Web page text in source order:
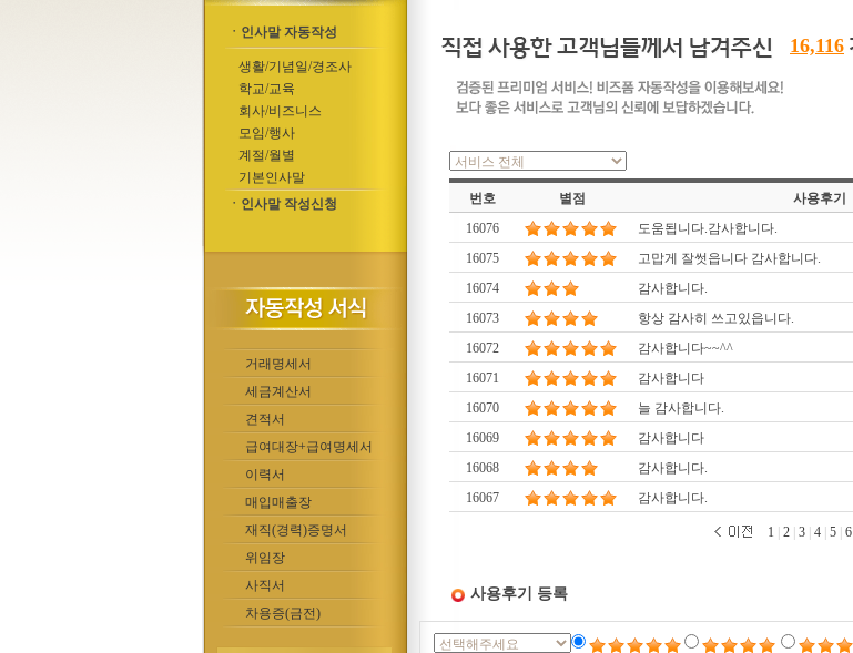
ㆍ인사말 자동작성
생활/기념일/경조사
학교/교육
회사/비즈니스
모임/행사
계절/월별
기본인사말
ㆍ인사말 작성신청
거래명세서
세금계산서
견적서
급여대장+급여명세서
이력서
매입매출장
재직(경력)증명서
위임장
사직서
차용증(금전)
16,116
번호 별점 사용후기
16076
도움됩니다.감사합니다.
16075
고맙게 잘썻읍니다 감사합니다.
16074
감사합니다.
16073
항상 감사히 쓰고있읍니다.
16072
감사합니다~~^^
16071
감사합니다
16070
늘 감사합니다.
16069
감사합니다
16068
감사합니다.
16067
감사합니다.
1 2 3 4 5 6
사용후기 등록